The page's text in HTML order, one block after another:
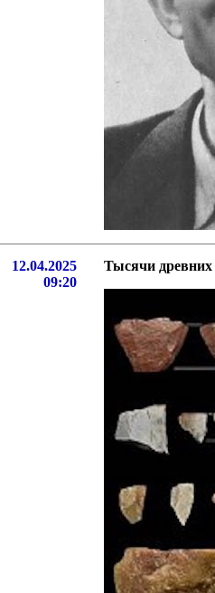
12.04.2025
09:20
Тысячи древних